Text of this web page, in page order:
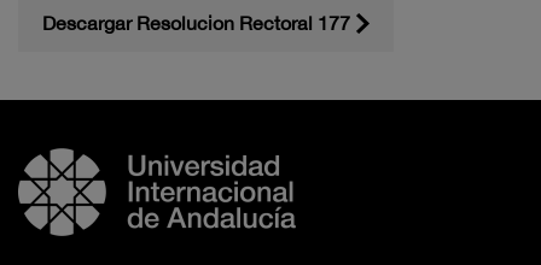
Descargar Resolucion Rectoral 177